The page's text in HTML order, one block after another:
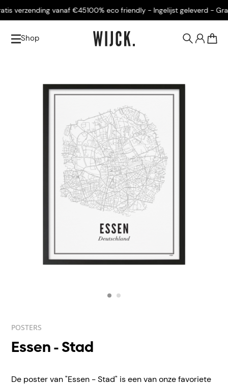
verzending vanaf €45100% eco friendly - Ingelijst geleverd -
Shop
POSTERS
Essen - Stad
De poster van "Essen - Stad" is een van onze favoriete